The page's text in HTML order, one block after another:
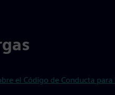
el Código de Conducta